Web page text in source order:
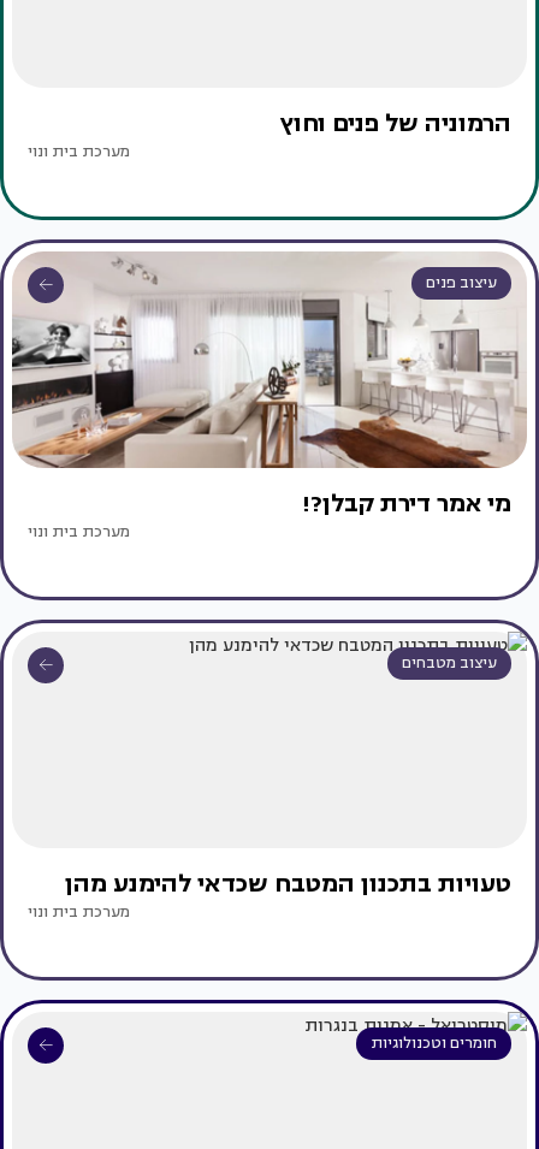
הרמוניה של פנים וחוץ
מערכת בית ונוי
עיצוב פנים
מי אמר דירת קבלן?!
מערכת בית ונוי
עיצוב מטבחים
טעויות בתכנון המטבח שכדאי להימנע מהן
מערכת בית ונוי
חומרים וטכנולוגיות